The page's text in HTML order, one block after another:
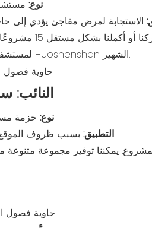
نوع:
لمستشفيات مؤقتة، بما في ذلك مشروع مستشفى Huoshenshan الشهير.
النائب:
نوع: حزمة
التطبيق:بسبب ظروف الموقع ، أو الحاجة إلى بناء مهجع في وقت قصير.
15 يومًا ، اعتمادًا على المشروع. يمكننا توفير